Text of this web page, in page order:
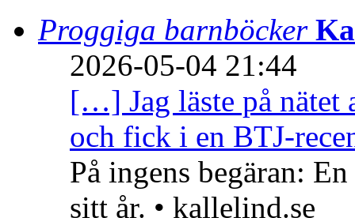
Proggiga barnböcker
2026-05-04 21:44
[…] Jag läste på nätet
och fick i en BTJ-
På ingens begäran:
sitt år. • kallelind.se